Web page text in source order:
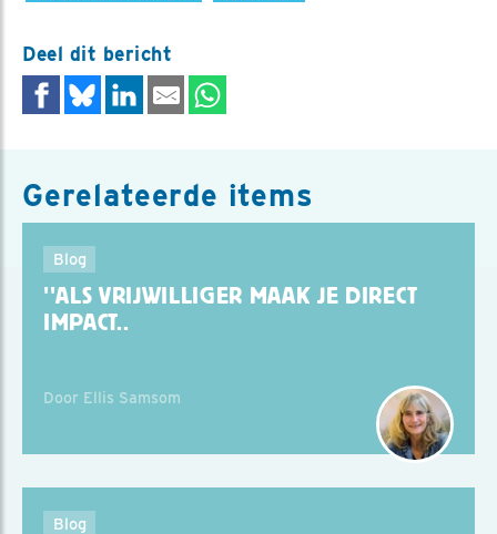
Deel dit bericht
Gerelateerde items
Blog
''ALS VRIJWILLIGER MAAK JE DIRECT
IMPACT..
Door Ellis Samsom
Blog